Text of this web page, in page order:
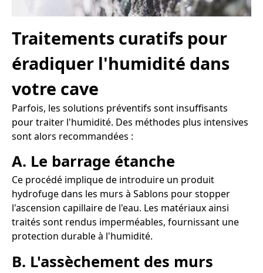
Traitements curatifs pour
éradiquer l'humidité dans
votre cave
Parfois, les solutions préventifs sont insuffisants
pour traiter l'humidité. Des méthodes plus intensives
sont alors recommandées :
A. Le barrage étanche
Ce procédé implique de introduire un produit
hydrofuge dans les murs à Sablons pour stopper
l'ascension capillaire de l'eau. Les matériaux ainsi
traités sont rendus imperméables, fournissant une
protection durable à l'humidité.
B. L'assèchement des murs